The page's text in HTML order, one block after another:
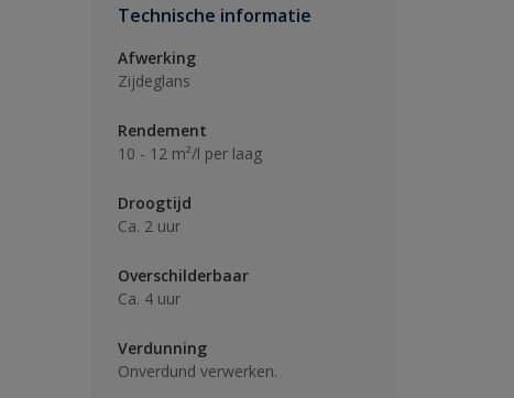
Technische informatie
Afwerking
Zijdeglans
Rendement
10 - 12 m²/l per laag
Droogtijd
Ca. 2 uur
Overschilderbaar
Ca. 4 uur
Verdunning
Onverdund verwerken.